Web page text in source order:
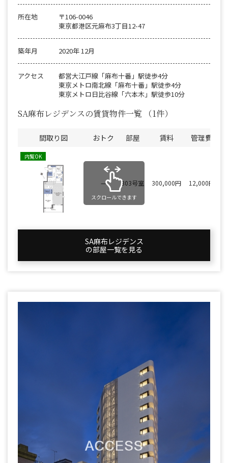
所在地
〒106-0046
東京都港区元麻布3丁目12-47
築年月 2020年 12月
アクセス
都営大江戸線「麻布十番」駅徒歩4分
東京メトロ南北線「麻布十番」駅徒歩4分
東京メトロ日比谷線「六本木」駅徒歩10分
SA麻布レジデンスの賃貸物件一覧 （1件）
間取り図 おトク 部屋 賃料 管理費
内覧OK
— 303号室 300,000円 12,000円
スクロールできます
SA麻布レジデンス
の部屋一覧を⾒る